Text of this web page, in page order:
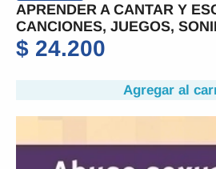
APRENDER A CANTAR Y
CANCIONES, JUEGOS,
$ 24.200
Agregar al